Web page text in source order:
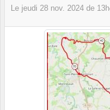
Le jeudi 28 nov. 2024 de